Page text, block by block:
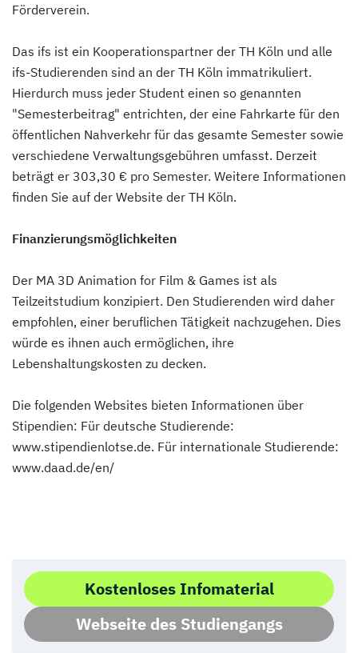
Förderverein.
Das ifs ist ein Kooperationspartner der TH Köln und alle
ifs-Studierenden sind an der TH Köln immatrikuliert.
Hierdurch muss jeder Student einen so genannten
"Semesterbeitrag" entrichten, der eine Fahrkarte für den
öffentlichen Nahverkehr für das gesamte Semester sowie
verschiedene Verwaltungsgebühren umfasst. Derzeit
beträgt er 303,30 € pro Semester. Weitere Informationen
finden Sie auf der Website der TH Köln.
Finanzierungsmöglichkeiten
Der MA 3D Animation for Film & Games ist als
Teilzeitstudium konzipiert. Den Studierenden wird daher
empfohlen, einer beruflichen Tätigkeit nachzugehen. Dies
würde es ihnen auch ermöglichen, ihre
Lebenshaltungskosten zu decken.
Die folgenden Websites bieten Informationen über
Stipendien: Für deutsche Studierende:
www.stipendienlotse.de. Für internationale Studierende:
www.daad.de/en/
Kostenloses Infomaterial
Webseite des Studiengangs